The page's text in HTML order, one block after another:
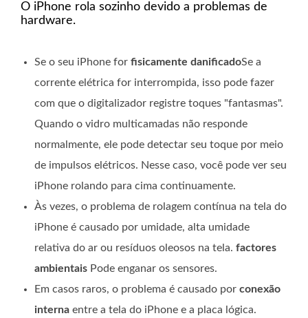
O iPhone rola sozinho devido a problemas de
hardware.
Se o seu iPhone for fisicamente danificadoSe a
corrente elétrica for interrompida, isso pode fazer
com que o digitalizador registre toques "fantasmas".
Quando o vidro multicamadas não responde
normalmente, ele pode detectar seu toque por meio
de impulsos elétricos. Nesse caso, você pode ver seu
iPhone rolando para cima continuamente.
Às vezes, o problema de rolagem contínua na tela do
iPhone é causado por umidade, alta umidade
relativa do ar ou resíduos oleosos na tela. factores
ambientais Pode enganar os sensores.
Em casos raros, o problema é causado por conexão
interna entre a tela do iPhone e a placa lógica.